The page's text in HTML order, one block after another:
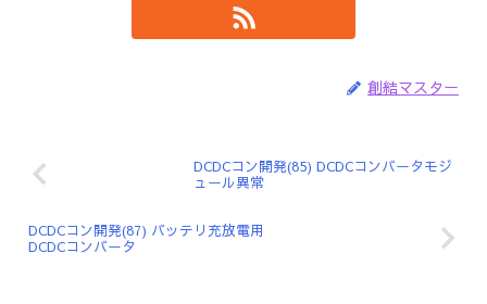
創結マスター
DCDCコン開発(85) DCDCコンバータモジ
ュール異常
DCDCコン開発(87) バッテリ充放電用
DCDCコンバータ